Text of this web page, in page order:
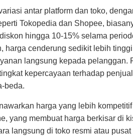
antar platform dan toko,
Tokopedia dan Shopee,
hingga 10-15% selama
harga cenderung sedikit lebih
langsung kepada
kepercayaan terhadap
beda.
harga yang lebih
yang membuat harga berkisar di
langsung di toko resmi atau